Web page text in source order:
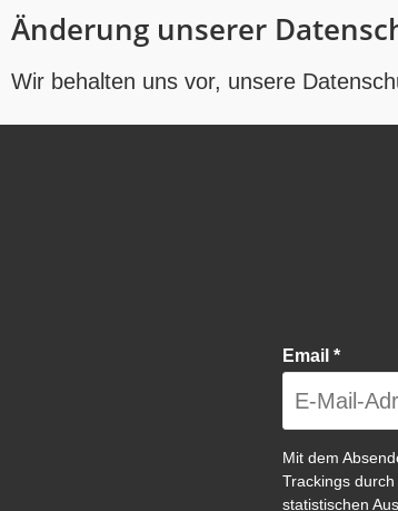
Änderung unserer
Wir behalten uns vor, unsere
Email *
Mit dem
Trackings
statistischen